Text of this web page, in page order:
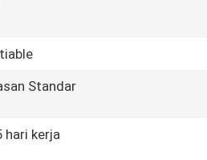
Standar
hari kerja